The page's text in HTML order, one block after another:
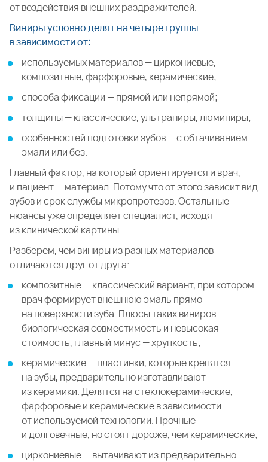
от воздействия внешних раздражителей.
Виниры условно делят на четыре группы
в зависимости от:
используемых материалов — циркониевые,
композитные, фарфоровые, керамические;
способа фиксации — прямой или непрямой;
толщины — классические, ультраниры, люминиры;
особенностей подготовки зубов — с обтачиванием
эмали или без.
Главный фактор, на который ориентируется и врач,
и пациент — материал. Потому что от этого зависит вид
зубов и срок службы микропротезов. Остальные
нюансы уже определяет специалист, исходя
из клинической картины.
Разберём, чем виниры из разных материалов
отличаются друг от друга:
композитные — классический вариант, при котором
врач формирует внешнюю эмаль прямо
на поверхности зуба. Плюсы таких виниров —
биологическая совместимость и невысокая
стоимость, главный минус — хрупкость;
керамические — пластинки, которые крепятся
на зубы, предварительно изготавливают
из керамики. Делятся на стеклокерамические,
фарфоровые и керамические в зависимости
от используемой технологии. Прочные
и долговечные, но стоят дороже, чем керамические;
циркониевые — вытачивают из предварительно